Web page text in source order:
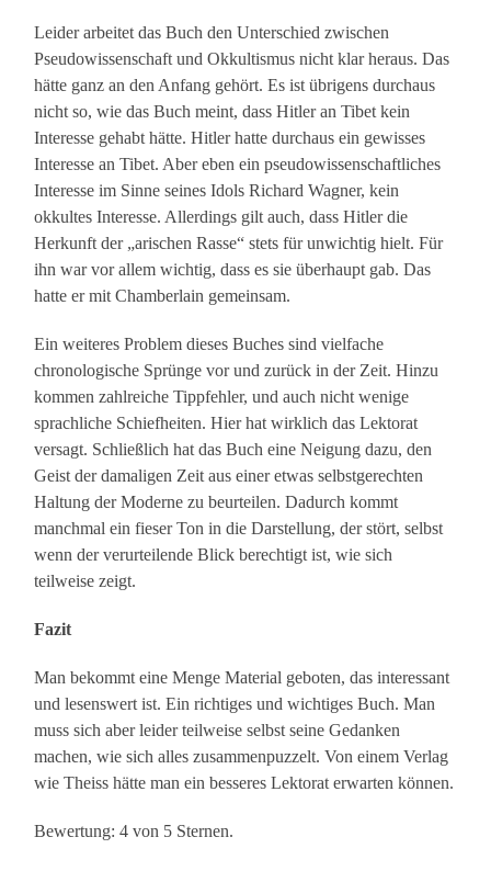
Leider arbeitet das Buch den Unterschied zwischen
Pseudowissenschaft und Okkultismus nicht klar heraus. Das
hätte ganz an den Anfang gehört. Es ist übrigens durchaus
nicht so, wie das Buch meint, dass Hitler an Tibet kein
Interesse gehabt hätte. Hitler hatte durchaus ein gewisses
Interesse an Tibet. Aber eben ein pseudowissenschaftliches
Interesse im Sinne seines Idols Richard Wagner, kein
okkultes Interesse. Allerdings gilt auch, dass Hitler die
Herkunft der „arischen Rasse“ stets für unwichtig hielt. Für
ihn war vor allem wichtig, dass es sie überhaupt gab. Das
hatte er mit Chamberlain gemeinsam.
Ein weiteres Problem dieses Buches sind vielfache
chronologische Sprünge vor und zurück in der Zeit. Hinzu
kommen zahlreiche Tippfehler, und auch nicht wenige
sprachliche Schiefheiten. Hier hat wirklich das Lektorat
versagt. Schließlich hat das Buch eine Neigung dazu, den
Geist der damaligen Zeit aus einer etwas selbstgerechten
Haltung der Moderne zu beurteilen. Dadurch kommt
manchmal ein fieser Ton in die Darstellung, der stört, selbst
wenn der verurteilende Blick berechtigt ist, wie sich
teilweise zeigt.
Fazit
Man bekommt eine Menge Material geboten, das interessant
und lesenswert ist. Ein richtiges und wichtiges Buch. Man
muss sich aber leider teilweise selbst seine Gedanken
machen, wie sich alles zusammenpuzzelt. Von einem Verlag
wie Theiss hätte man ein besseres Lektorat erwarten können.
Bewertung: 4 von 5 Sternen.